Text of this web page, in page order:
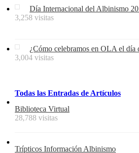
Día Internacional del Albinismo
3,258 visitas
¿Cómo celebramos en OLA el día
3,004 visitas
Todas las Entradas de Artículos
Biblioteca Virtual
28,788 visitas
Trípticos Información Albinismo